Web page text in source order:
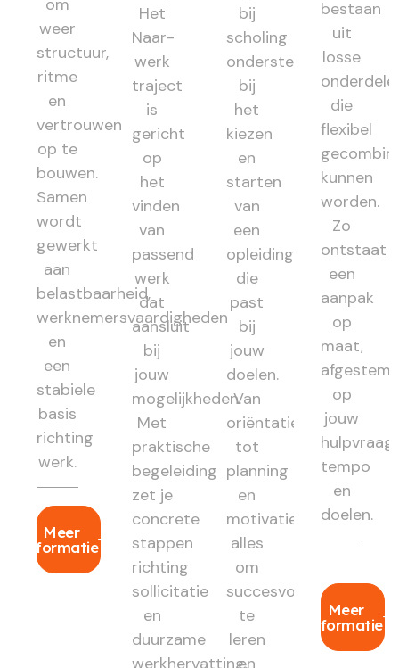
weer
structuur,
ritme
en
vertrouwen
op te
bouwen.
Samen
wordt
gewerkt
aan
belastbaarheid,
werknemersvaardigheden
en
een
stabiele
basis
richting
werk.
Meer
informatie
Het
Naar-
werk
traject
is
gericht
op
het
vinden
van
passend
werk
dat
aansluit
bij
jouw
mogelijkheden.
Met
praktische
begeleiding
zet je
concrete
stappen
richting
sollicitatie
en
duurzame
werkhervatting.
bij
scholing
ondersteunt
bij
het
kiezen
en
starten
van
een
opleiding
die
past
bij
jouw
doelen.
Van
oriëntatie
tot
planning
en
motivatie:
alles
om
succesvol
te
leren
en
bestaan
uit
losse
die
flexibel
kunnen
worden.
Zo
ontstaat
een
aanpak
op
maat,
op
jouw
hulpvraag,
tempo
en
doelen.
Meer
informatie